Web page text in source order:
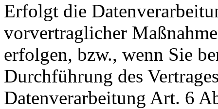
Erfolgt die
vorvertraglicher
erfolgen, bzw., wenn Sie
Durchführung des
Datenverarbeitung Art. 6